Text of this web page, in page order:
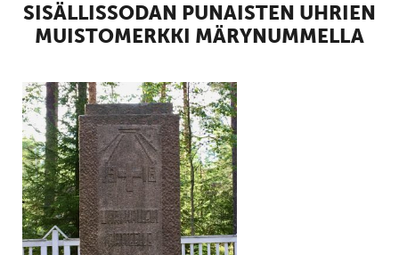
SISÄLLISSODAN PUNAISTEN UHRIEN
MUISTOMERKKI MÄRYNUMMELLA